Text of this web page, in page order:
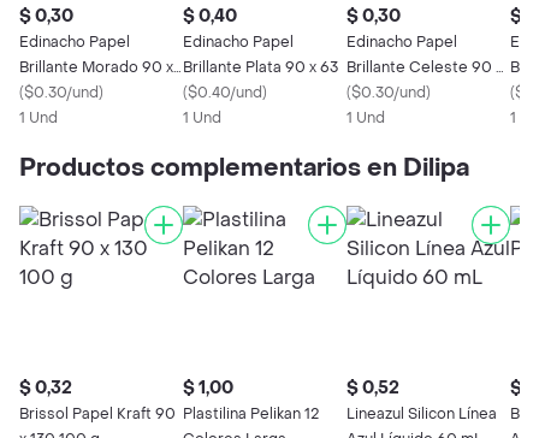
$ 0,30
Edinacho Papel
Brillante Morado 90 x
63
($0.30/und)
1 Und
$ 0,40
Edinacho Papel
Brillante Plata 90 x 63
($0.40/und)
1 Und
$ 0,30
Edinacho Papel
Brillante Celeste 90 x
63
($0.30/und)
1 Und
$
63
(
1
Productos complementarios en Dilipa
$ 0,32
Brissol Papel Kraft 90
$ 1,00
Plastilina Pelikan 12
$ 0,52
Lineazul Silicon Línea
$
Bic